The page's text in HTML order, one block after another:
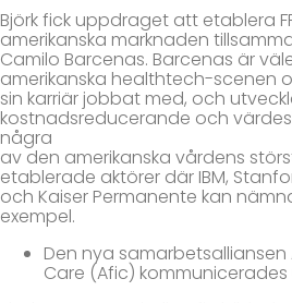
Björk fick uppdraget att etablera
amerikanska marknaden
Camilo Barcenas. Barcenas är
amerikanska healthtech-scenen
sin karriär jobbat med, och
kostnadsreducerande och
några
av den amerikanska vårdens
etablerade aktörer där IBM,
och Kaiser Permanente kan
exempel.
Den nya
Care (Afic) kommunicerades